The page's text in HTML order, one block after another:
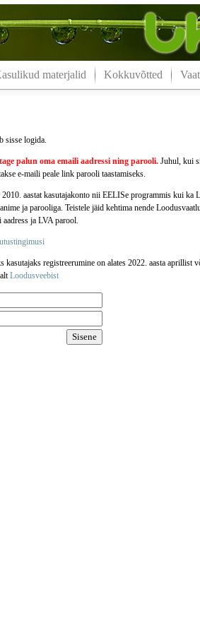
materjalid Kokkuvõtted
sisse logida.
palun oma emaili aadressining parooli.Juhul, kui
e-maili peale link parooli taastamiseks.
aastat kasutajakonto nii EELISe programmis kui ka
ja parooliga. Teistele jäid kehtima nende
ja LVA parool.
kasutajaks registreerumine on alates 2022. aasta
Loodusveebist